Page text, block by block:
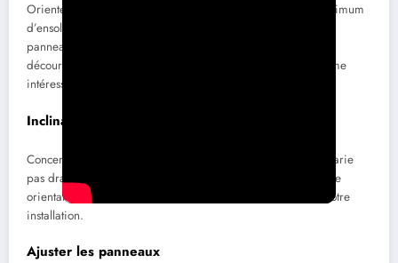
Orienter les panneaux plein sud permet de capturer un maximum
d’ensoleillement. Si l’orientation n’est pas parfaite et que vos
panneaux pointent vers le sud-est ou le sud-ouest, ne vous
découragez pas. La production d’électricité sera tout de même
intéressante, même si légèrement inférieure.
Inclinaison
Concernant l’inclinaison, la performance des panneaux ne varie
pas drastiquement entre 20° et 45°. L’essentiel est d’éviter une
orientation vers le nord, qui compromettrait l’efficacité de votre
installation.
Ajuster les panneaux